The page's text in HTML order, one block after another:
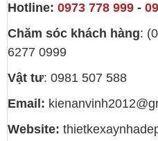
Hotline: 0973 778 999 -
Chăm sóc khách hàng:
6277 0999
Vật tư: 0981 507 588
Email:
Website: